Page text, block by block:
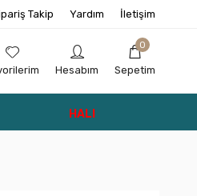
Takip Yardım İletişim
Hesabım
0
Sepetim
HALI